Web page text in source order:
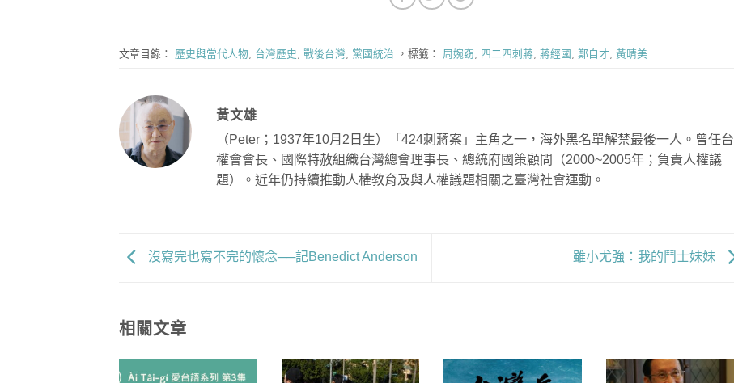
文章目錄： 歷史與當代人物 台灣歷史 戰後台灣 黨國統治 ，標籤： 周婉窈 四二四刺蔣 蔣經國 鄭自才 黃晴美
黃文雄
（Peter ； 1937年10月 2 日生） 「 424刺蔣案」主角之一，海外黑名單解禁最後一人。曾任台
權會會長、國際特赦組織台灣總會理事長、總統府國策顧問（2000~2005年；負責人權議
題）。近年仍持續推動人權教育及與人權議題相關之臺灣社會運動。
沒寫完也寫不完的懷念──記Benedict Anderson 雖小尤強：我的鬥士妹妹
相關文章